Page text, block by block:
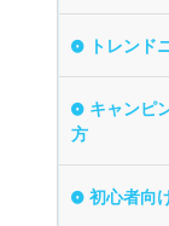
トレンド
キャンピ
方
初心者向